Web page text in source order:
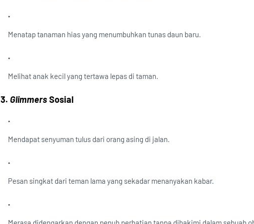
Menatap tanaman hias yang menumbuhkan tunas daun baru.
Melihat anak kecil yang tertawa lepas di taman.
3. GlimmersSosial
Mendapat senyuman tulus dari orang asing di jalan.
Pesan singkat dari teman lama yang sekadar menanyakan kabar.